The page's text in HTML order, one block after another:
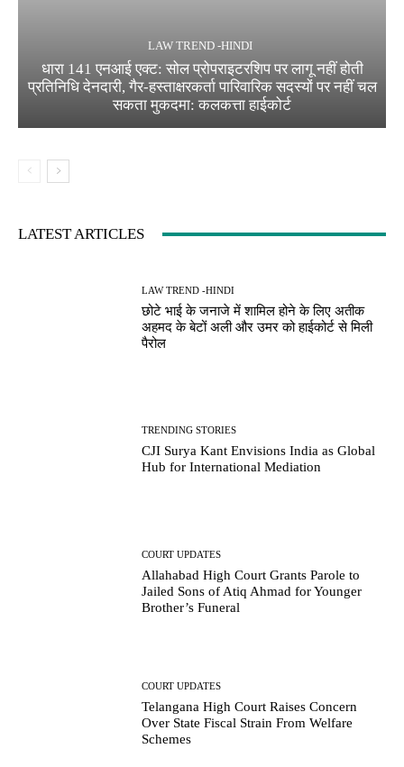
LAW TREND -HINDI
धारा 141 एनआई एक्ट: सोल प्रोपराइटरशिप पर लागू नहीं होती
प्रतिनिधि देनदारी, गैर-हस्ताक्षरकर्ता पारिवारिक सदस्यों पर नहीं चल
सकता मुकदमा: कलकत्ता हाईकोर्ट
LATEST ARTICLES
LAW TREND -HINDI
छोटे भाई के जनाजे में शामिल होने के लिए अतीक
अहमद के बेटों अली और उमर को हाईकोर्ट से मिली
पैरोल
TRENDING STORIES
CJI Surya Kant Envisions India as Global
Hub for International Mediation
COURT UPDATES
Allahabad High Court Grants Parole to
Jailed Sons of Atiq Ahmad for Younger
Brother’s Funeral
COURT UPDATES
Telangana High Court Raises Concern
Over State Fiscal Strain From Welfare
Schemes